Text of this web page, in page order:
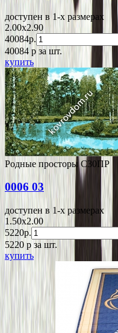
доступен в 1-x размерах
2.00x2.90
40084р.
40084 pза шт.
купить
Родные просторы С30ПР
0006 03
доступен в 1-x размерах
1.50x2.00
5220р.
5220 p за шт.
купить